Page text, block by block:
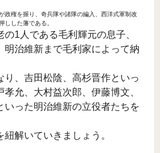
政権を握り、奇兵隊や諸隊の編入、西洋式軍制改
しした藩である。
1人である毛利輝元の息子、
明治維新まで毛利家によって納
り、吉田松陰、高杉晋作といっ
允、大村益次郎、伊藤博文、
いった明治維新の立役者たちを
解いていきましょう。